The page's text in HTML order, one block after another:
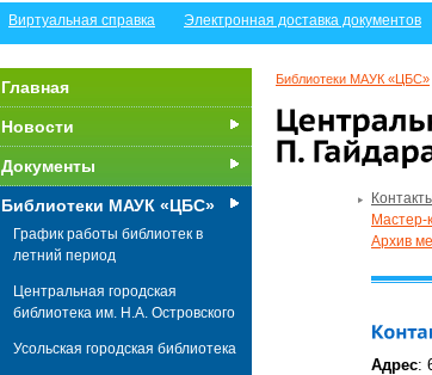
Виртуальная справка Электронная доставка документов
Библиотеки МАУК «ЦБС»
Мастер-
Архив
Адрес:
Главная
Новости
Документы
Библиотеки МАУК «ЦБС»
График работы библиотек в
летний период
Центральная городская
библиотека им. Н.А. Островского
Усольская городская библиотека